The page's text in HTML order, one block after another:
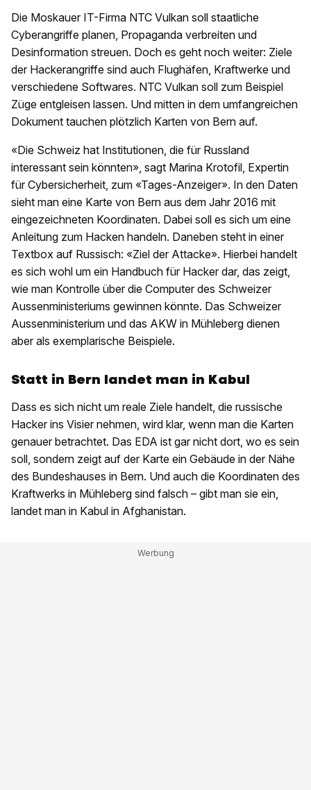
Die Moskauer IT-Firma NTC Vulkan soll staatliche
Cyberangriffe planen, Propaganda verbreiten und
Desinformation streuen. Doch es geht noch weiter: Ziele
der Hackerangriffe sind auch Flughäfen, Kraftwerke und
verschiedene Softwares. NTC Vulkan soll zum Beispiel
Züge entgleisen lassen. Und mitten in dem umfangreichen
Dokument tauchen plötzlich Karten von Bern auf.
«Die Schweiz hat Institutionen, die für Russland
interessant sein könnten», sagt Marina Krotofil, Expertin
für Cybersicherheit, zum «Tages-Anzeiger». In den Daten
sieht man eine Karte von Bern aus dem Jahr 2016 mit
eingezeichneten Koordinaten. Dabei soll es sich um eine
Anleitung zum Hacken handeln. Daneben steht in einer
Textbox auf Russisch: «Ziel der Attacke». Hierbei handelt
es sich wohl um ein Handbuch für Hacker dar, das zeigt,
wie man Kontrolle über die Computer des Schweizer
Aussenministeriums gewinnen könnte. Das Schweizer
Aussenministerium und das AKW in Mühleberg dienen
aber als exemplarische Beispiele.
Statt in Bern landet man in Kabul
Dass es sich nicht um reale Ziele handelt, die russische
Hacker ins Visier nehmen, wird klar, wenn man die Karten
genauer betrachtet. Das EDA ist gar nicht dort, wo es sein
soll, sondern zeigt auf der Karte ein Gebäude in der Nähe
des Bundeshauses in Bern. Und auch die Koordinaten des
Kraftwerks in Mühleberg sind falsch – gibt man sie ein,
landet man in Kabul in Afghanistan.